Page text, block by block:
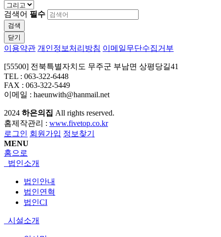
검색어 필수
검색
닫기
이용약관 개인정보처리방침 이메일무단수집거부
[55500] 전북특별자치도 무주군 부남면 상평당길41
TEL : 063-322-6448
FAX : 063-322-5449
이메일 : haeunwith@hanmail.net
2024 하은의집 All rights reserved.
홈제작관리 : www.fivetop.co.kr
로그인 회원가입 정보찾기
MENU
홈으로
법인소개
법인안내
법인연혁
법인CI
시설소개